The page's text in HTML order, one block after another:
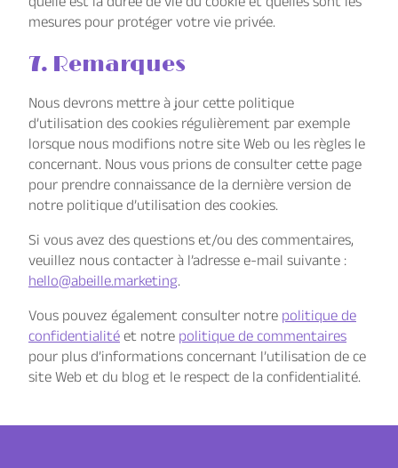
mesures pour protéger votre vie privée.
7. Remarques
Nous devrons mettre à jour cette politique
d’utilisation des cookies régulièrement par exemple
lorsque nous modifions notre site Web ou les règles le
concernant. Nous vous prions de consulter cette page
pour prendre connaissance de la dernière version de
notre politique d’utilisation des cookies.
Si vous avez des questions et/ou des commentaires,
veuillez nous contacter à l’adresse e-mail suivante :
hello@abeille.marketing.
Vous pouvez également consulter notrepolitique de
confidentialitéet notrepolitique de commentaires
pour plus d’informations concernant l’utilisation de ce
site Web et du blog et le respect de la confidentialité.